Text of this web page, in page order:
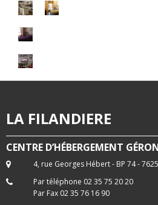
LA FILANDIERE
CENTRE D’HÉBERGEMENT
4, rue Georges Hébert - BP 74 -
Par téléphone 02 35 75 20 20
Par Fax 02 35 76 16 90